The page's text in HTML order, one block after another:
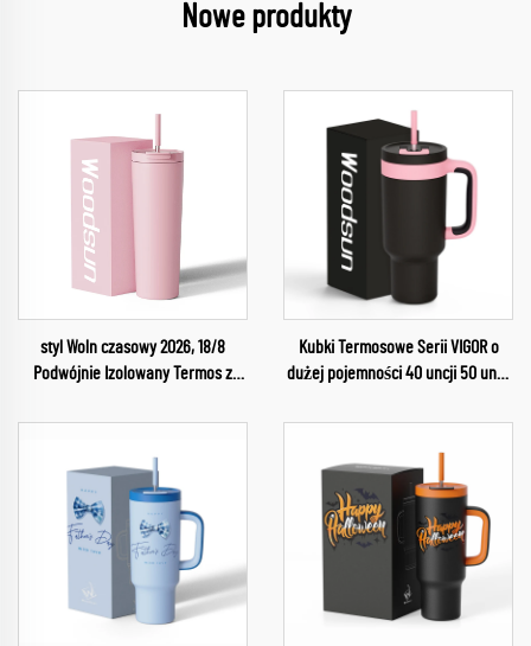
Nowe produkty
styl Woln czasowy 2026, 18/8
Podwójnie Izolowany Termos z
Kubki Termosowe Serii VIGOR o
dużej pojemności 40 uncji 50 uncji
sprzedaży Kawa Termos 2024